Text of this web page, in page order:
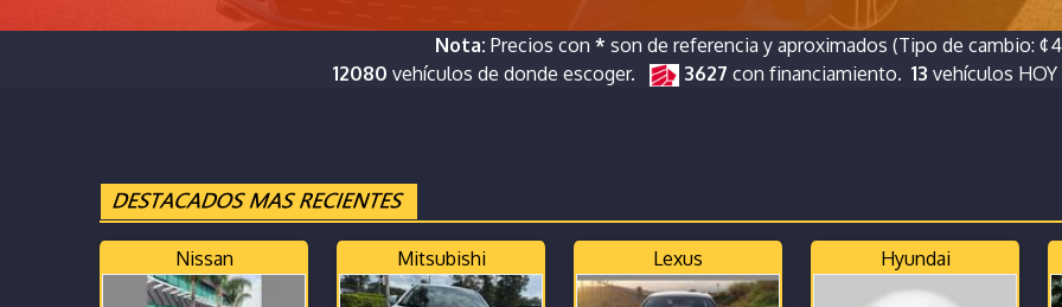
Nota: Precios con * son de referencia y aproximados (Tipo de cambio:
12080 vehículos de donde escoger. 3627 con financiamiento. 13 vehículos HOY
Nissan Mitsubishi Lexus Hyundai